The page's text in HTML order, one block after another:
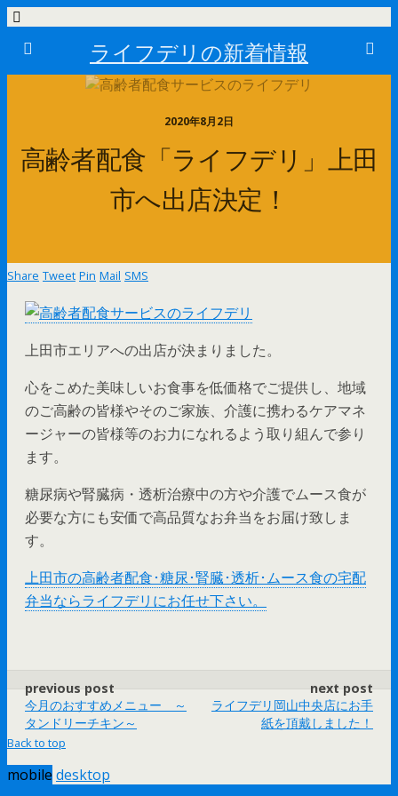
ライフデリの新着情報
2020年8月2日
高齢者配食「ライフデリ」上田
市へ出店決定！
Share Tweet Pin Mail SMS
上田市エリアへの出店が決まりました。
心をこめた美味しいお食事を低価格でご提供し、地域
のご高齢の皆様やそのご家族、介護に携わるケアマネ
ージャーの皆様等のお力になれるよう取り組んで参り
ます。
糖尿病や腎臓病・透析治療中の方や介護でムース食が
必要な方にも安価で高品質なお弁当をお届け致しま
す。
上田市の高齢者配食･糖尿･腎臓･透析･ムース食の宅配
弁当ならライフデリにお任せ下さい。
previous post
今月のおすすめメニュー ～
タンドリーチキン～
next post
ライフデリ岡山中央店にお手
紙を頂戴しました！
Back to top
mobile desktop